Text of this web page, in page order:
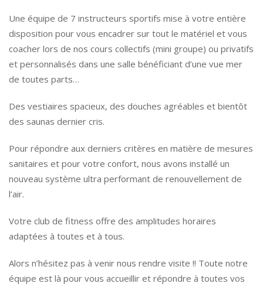
Une équipe de 7 instructeurs sportifs mise à votre entière
disposition pour vous encadrer sur tout le matériel et vous
coacher lors de nos cours collectifs (mini groupe) ou privatifs
et personnalisés dans une salle bénéficiant d’une vue mer
de toutes parts…
Des vestiaires spacieux, des douches agréables et bientôt
des saunas dernier cris.
Pour répondre aux derniers critères en matière de mesures
sanitaires et pour votre confort, nous avons installé un
nouveau système ultra performant de renouvellement de
l’air.
Votre club de fitness offre des amplitudes horaires
adaptées à toutes et à tous.
Alors n’hésitez pas à venir nous rendre visite !! Toute notre
équipe est là pour vous accueillir et répondre à toutes vos